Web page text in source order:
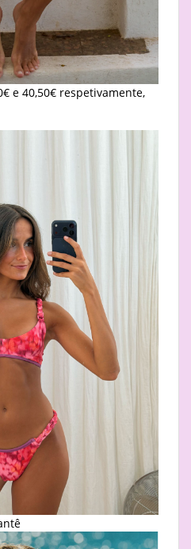
e 40,50€ respetivamente,